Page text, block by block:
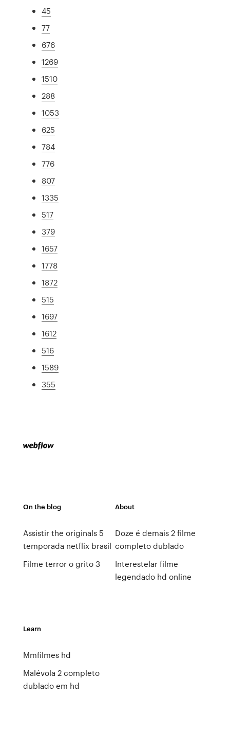
45
77
676
1269
1510
288
1053
625
784
776
807
1335
517
379
1657
1778
1872
515
1697
1612
516
1589
355
On the blog
Assistir the originals 5
temporada netflix brasil
Filme terror o grito 3
About
Doze é demais 2 filme
completo dublado
Interestelar filme
legendado hd online
Learn
Mmfilmes hd
Malévola 2 completo
dublado em hd